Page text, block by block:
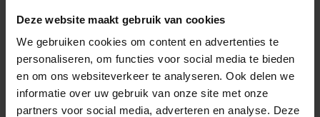
Deze website maakt gebruik van cookies
We gebruiken cookies om content en advertenties te
personaliseren, om functies voor social media te bieden
en om ons websiteverkeer te analyseren. Ook delen we
informatie over uw gebruik van onze site met onze
partners voor social media, adverteren en analyse. Deze
Reviews
Specificaties